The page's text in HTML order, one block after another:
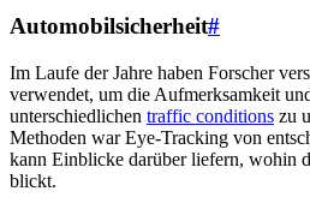
Automobilsicherheit#
Im Laufe der Jahre haben Forscher
verwendet, um die Aufmerksamkeit
unterschiedlichen traffic conditions zu
Methoden war Eye-Tracking von
kann Einblicke darüber liefern, wohin
blickt.